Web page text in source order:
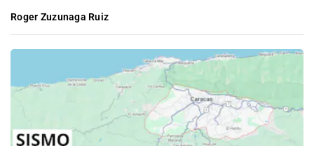
Roger Zuzunaga Ruiz